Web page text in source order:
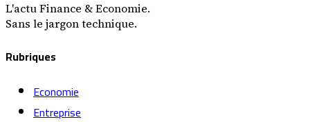
L'actu Finance & Economie.
Sans le jargon technique.
Rubriques
Economie
Entreprise